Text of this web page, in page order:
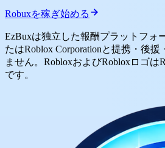
Robuxを稼ぎ始める
EzBuxは独立した報酬プラットフォ
たはRoblox Corporationと提携・後
ません。RobloxおよびRobloxロゴは
です。